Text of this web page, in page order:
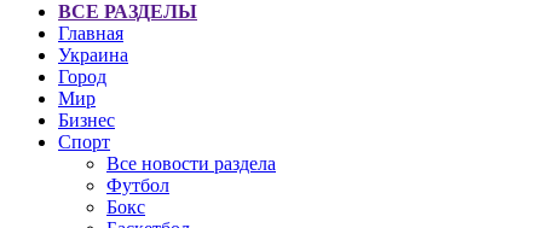
ВСЕ РАЗДЕЛЫ
Главная
Украина
Город
Мир
Бизнес
Спорт
Все новости раздела
Футбол
Бокс